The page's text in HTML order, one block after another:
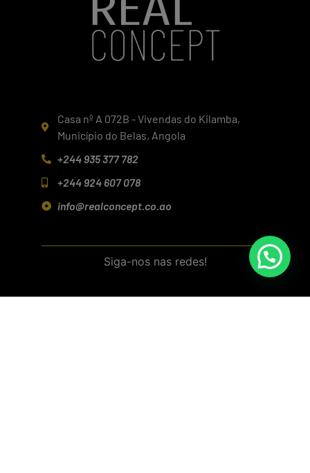
Casa nº A 072B - Vivendas do Kilamba,
Município do Belas, Angola
+244 935 377 782
+244 924 607 078
info@realconcept.co.ao
Siga-nos nas redes!